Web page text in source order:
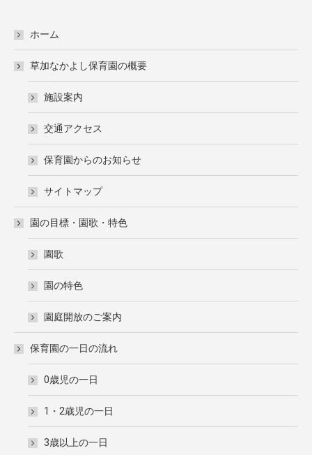
ホーム
草加なかよし保育園の概要
施設案内
交通アクセス
保育園からのお知らせ
サイトマップ
園の目標・園歌・特色
園歌
園の特色
園庭開放のご案内
保育園の一日の流れ
0歳児の一日
1・2歳児の一日
3歳以上の一日